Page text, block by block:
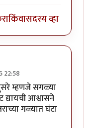
किंवासदस्य व्हा
22:58
बंदी घालावी…by
म्हणजे सगळ्या
आश्वासने
गळ्यात घंटा